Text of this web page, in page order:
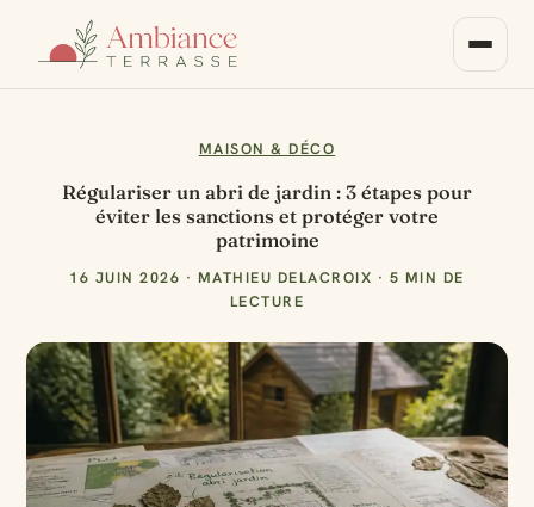
MAISON & DÉCO
Régulariser un abri de jardin : 3 étapes pour
éviter les sanctions et protéger votre
patrimoine
16 JUIN 2026 · MATHIEU DELACROIX · 5 MIN DE
LECTURE